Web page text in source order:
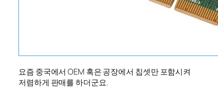
요즘 중국에서 OEM 혹은 공장에서 칩셋만 포함시켜
저렴하게 판매를 하더군요.